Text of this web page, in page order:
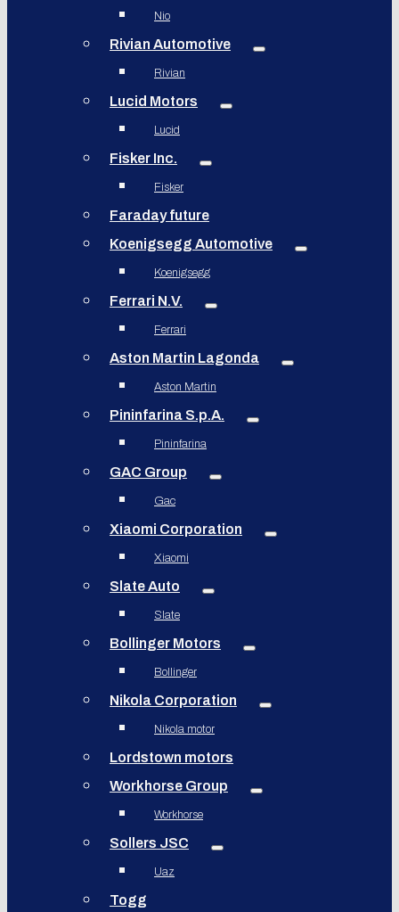
Nio
Rivian Automotive
Rivian
Lucid Motors
Lucid
Fisker Inc.
Fisker
Faraday future
Koenigsegg Automotive
Koenigsegg
Ferrari N.V.
Ferrari
Aston Martin Lagonda
Aston Martin
Pininfarina S.p.A.
Pininfarina
GAC Group
Gac
Xiaomi Corporation
Xiaomi
Slate Auto
Slate
Bollinger Motors
Bollinger
Nikola Corporation
Nikola motor
Lordstown motors
Workhorse Group
Workhorse
Sollers JSC
Uaz
Togg